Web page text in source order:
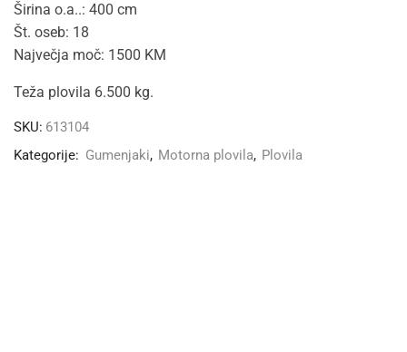
Širina o.a..: 400 cm
Št. oseb: 18
Največja moč: 1500 KM
Teža plovila 6.500 kg.
SKU: 613104
Kategorije: Gumenjaki, Motorna plovila, Plovila